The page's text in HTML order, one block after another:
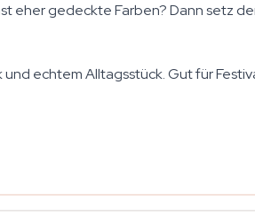
eher gedeckte Farben? Dann setz
und echtem Alltagsstück. Gut für